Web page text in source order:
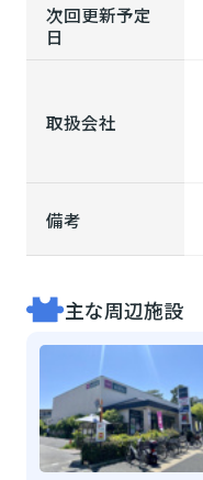
次回更新予定
日
取扱会社
備考
主な周辺施設